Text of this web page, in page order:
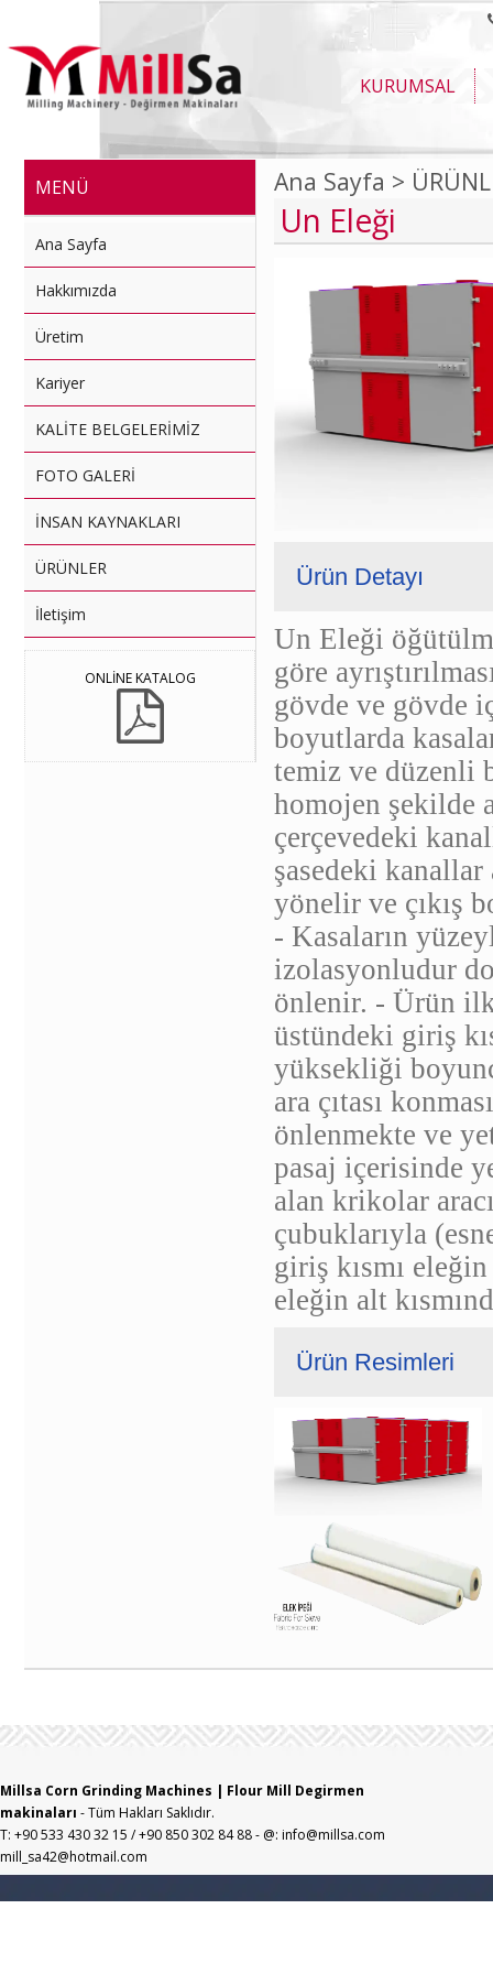
KURUMSAL
MENÜ
Ana Sayfa
Hakkımızda
Üretim
Kariyer
KALİTE BELGELERİMİZ
FOTO GALERİ
İNSAN KAYNAKLARI
ÜRÜNLER
İletişim
ONLİNE KATALOG
Ana Sayfa >
Un Eleği
Ürün Detayı
Un Eleği
göre
gövde ve gövde
boyutlarda
temiz ve düzenli
homojen şekilde
çerçevedeki
şasedeki kanallar
yönelir ve çıkış
- Kasaların
izolasyonludur
önlenir. - Ürün
üstündeki giriş
yüksekliği
ara çıtası
önlenmekte ve
pasaj içerisinde
alan krikolar
çubuklarıyla
giriş kısmı eleğin
eleğin alt
Ürün Resimleri
Millsa Corn Grinding Machines | Flour Mill Degirmen
makinaları - Tüm Hakları Saklıdır.
T: +90 533 430 32 15 / +90 850 302 84 88 - @: info@millsa.com
mill_sa42@hotmail.com